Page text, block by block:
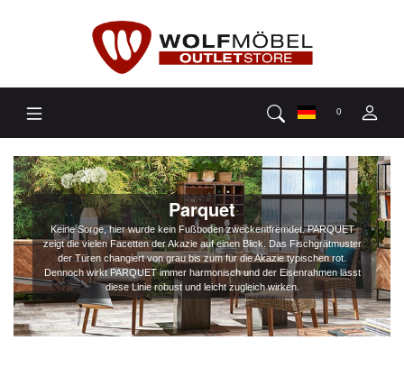
0
Parquet
Keine Sorge, hier wurde kein Fußboden zweckentfremdet. PARQUET
zeigt die vielen Facetten der Akazie auf einen Blick. Das Fischgrätmuster
der Türen changiert von grau bis zum für die Akazie typischen rot.
Dennoch wirkt PARQUET immer harmonisch und der Eisenrahmen lässt
diese Linie robust und leicht zugleich wirken.